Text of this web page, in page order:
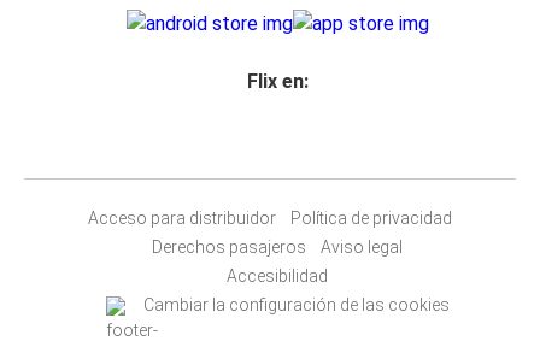
Flix en:
Acceso para distribuidor
Política de privacidad
Derechos pasajeros
Aviso legal
Accesibilidad
Cambiar la configuración de las cookies